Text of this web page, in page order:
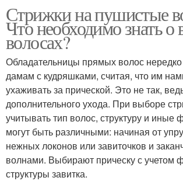
Стрижки на пушистые
Что необходимо знать о
волосах?
Обладательницы прямых волос
дамам с кудряшками, считая, что им
ухаживать за прической. Это не так,
дополнительного ухода. При выборе
учитывать тип волос, структуру и иные
могут быть различными: начиная от
нежных локонов или завиточков и
волнами. Выбирают прическу с учетом
структуры завитка.